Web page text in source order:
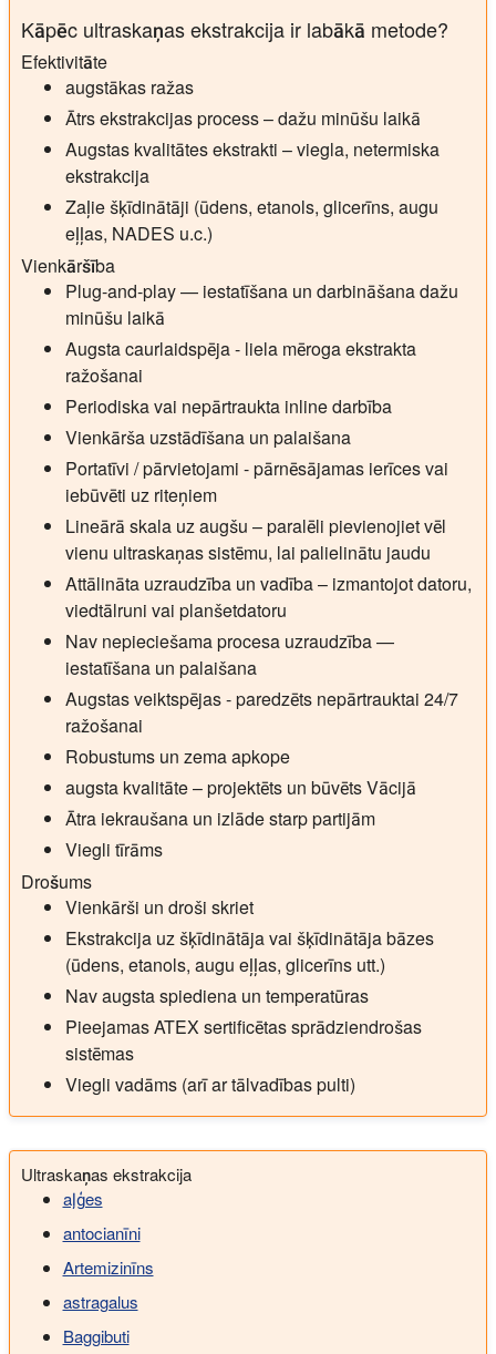
Kāpēc ultraskaņas ekstrakcija ir labākā metode?
Efektivitāte
augstākas ražas
Ātrs ekstrakcijas process – dažu minūšu laikā
Augstas kvalitātes ekstrakti – viegla, netermiska
ekstrakcija
Zaļie šķīdinātāji (ūdens, etanols, glicerīns, augu
eļļas, NADES u.c.)
Vienkāršība
Plug-and-play — iestatīšana un darbināšana dažu
minūšu laikā
Augsta caurlaidspēja - liela mēroga ekstrakta
ražošanai
Periodiska vai nepārtraukta inline darbība
Vienkārša uzstādīšana un palaišana
Portatīvi / pārvietojami - pārnēsājamas ierīces vai
iebūvēti uz riteņiem
Lineārā skala uz augšu – paralēli pievienojiet vēl
vienu ultraskaņas sistēmu, lai palielinātu jaudu
Attālināta uzraudzība un vadība – izmantojot datoru,
viedtālruni vai planšetdatoru
Nav nepieciešama procesa uzraudzība —
iestatīšana un palaišana
Augstas veiktspējas - paredzēts nepārtrauktai 24/7
ražošanai
Robustums un zema apkope
augsta kvalitāte – projektēts un būvēts Vācijā
Ātra iekraušana un izlāde starp partijām
Viegli tīrāms
Drošums
Vienkārši un droši skriet
Ekstrakcija uz šķīdinātāja vai šķīdinātāja bāzes
(ūdens, etanols, augu eļļas, glicerīns utt.)
Nav augsta spiediena un temperatūras
Pieejamas ATEX sertificētas sprādziendrošas
sistēmas
Viegli vadāms (arī ar tālvadības pulti)
Ultraskaņas ekstrakcija
aļģes
antocianīni
Artemizinīns
astragalus
Baggibuti